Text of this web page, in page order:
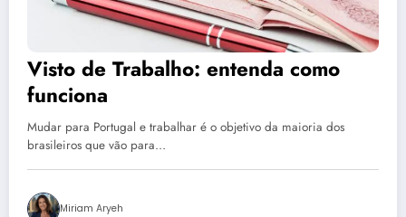
Visto de Trabalho: entenda como
funciona
Mudar para Portugal e trabalhar é o objetivo da maioria dos
brasileiros que vão para…
Miriam Aryeh